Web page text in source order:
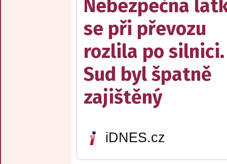
Nebezpečná
se při převozu
rozlila po silnici.
Sud byl špatně
zajištěný
iDNES.cz